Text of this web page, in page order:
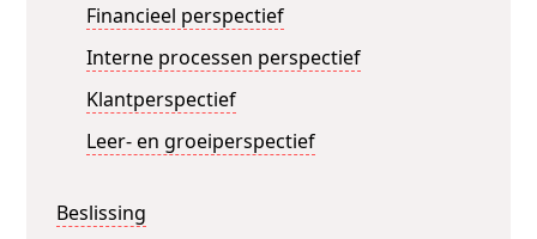
Financieel perspectief
Interne processen perspectief
Klantperspectief
Leer- en groeiperspectief
Beslissing